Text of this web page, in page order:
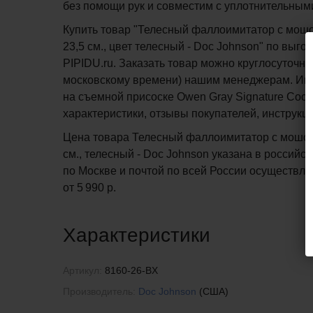
без помощи рук и совместим с
Купить товар "Телесный фаллоимитатор с
23,5 см., цвет телесный - Doc Johnson" по
PIPIDU.ru. Заказать товар можно
московскому времени) нашим менеджерам.
на съемной присоске Owen Gray Signature
характеристики, отзывы покупателей,
Цена товара Телесный фаллоимитатор с
см., телесный - Doc Johnson указана в
по Москве и почтой по всей России
от 5 990 р.
Характеристики
8160-26-BX
Doc Johnson (США)